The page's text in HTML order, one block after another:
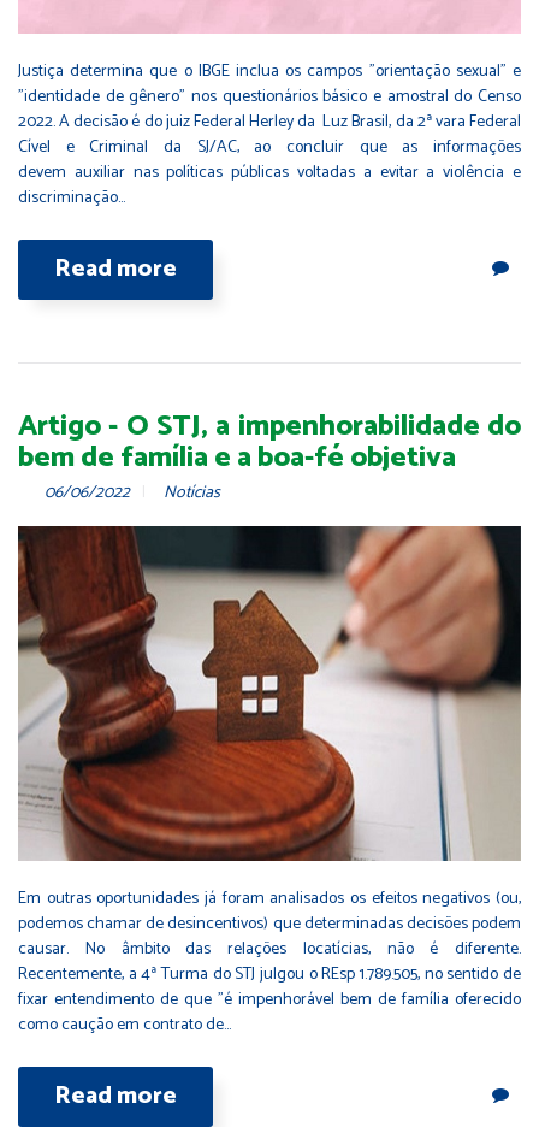
Justiça determina que o IBGE inclua os campos "orientação sexual" e
"identidade de gênero" nos questionários básico e amostral do Censo
2022. A decisão é do juiz Federal Herley da Luz Brasil, da 2ª vara Federal
Cível e Criminal da SJ/AC, ao concluir que as informações
devem auxiliar nas políticas públicas voltadas a evitar a violência e
discriminação…
Read more
Artigo - O STJ, a impenhorabilidade do
bem de família e a boa-fé objetiva
06/06/2022 Notícias
Em outras oportunidades já foram analisados os efeitos negativos (ou,
podemos chamar de desincentivos) que determinadas decisões podem
causar. No âmbito das relações locatícias, não é diferente.
Recentemente, a 4ª Turma do STJ julgou o REsp 1.789.505, no sentido de
fixar entendimento de que "é impenhorável bem de família oferecido
como caução em contrato de…
Read more